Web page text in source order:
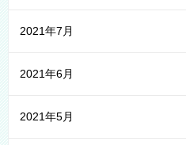
2021年7月
2021年6月
2021年5月